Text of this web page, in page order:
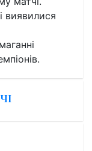
виявилися